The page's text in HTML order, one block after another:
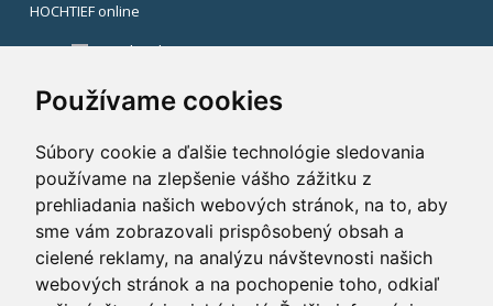
Používame cookies
Súbory cookie a ďalšie technológie sledovania
používame na zlepšenie vášho zážitku z
prehliadania našich webových stránok, na to, aby
sme vám zobrazovali prispôsobený obsah a
cielené reklamy, na analýzu návštevnosti našich
webových stránok a na pochopenie toho, odkiaľ
HOCHTIEF online
Facebook